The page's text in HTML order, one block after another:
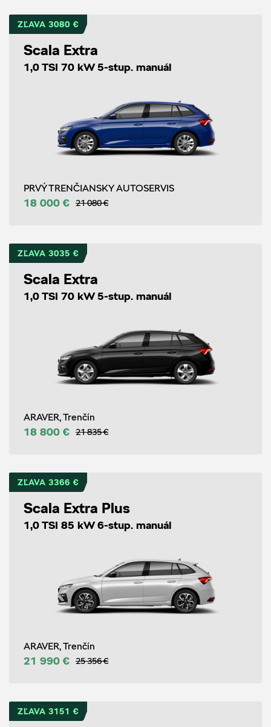
ZĽAVA 3080 €
Scala Extra
1,0 TSI 70 kW 5-stup. manuál
PRVÝ TRENČIANSKY AUTOSERVIS
18 000 € 21 080 €
ZĽAVA 3035 €
Scala Extra
1,0 TSI 70 kW 5-stup. manuál
ARAVER, Trenčín
18 800 € 21 835 €
ZĽAVA 3366 €
Scala Extra Plus
1,0 TSI 85 kW 6-stup. manuál
ARAVER, Trenčín
21 990 € 25 356 €
ZĽAVA 3151 €